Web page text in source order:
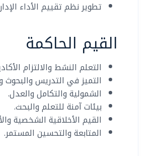
تطوير نظم تقييم الأداء
القيم الحاكمة
التعلم النشط والالتزام
التميز في التدريس والبحوث
الشمولية والتكامل والعدل.
بيئات آمنة للتعلم والبحث.
القيم الأخلاقية الشخصية
المتابعة والتحسين المستمر.